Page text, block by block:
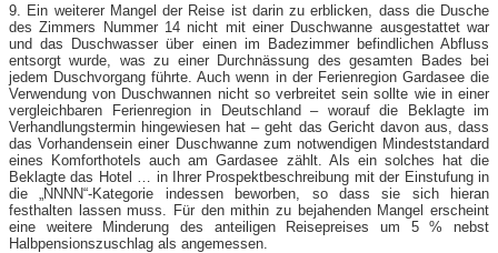
9. Ein weiterer Mangel der Reise ist darin zu erblicken, dass die Dusche
des Zimmers Nummer 14 nicht mit einer Duschwanne ausgestattet war
und das Duschwasser über einen im Badezimmer befindlichen Abfluss
entsorgt wurde, was zu einer Durchnässung des gesamten Bades bei
jedem Duschvorgang führte. Auch wenn in der Ferienregion Gardasee die
Verwendung von Duschwannen nicht so verbreitet sein sollte wie in einer
vergleichbaren Ferienregion in Deutschland – worauf die Beklagte im
Verhandlungstermin hingewiesen hat – geht das Gericht davon aus, dass
das Vorhandensein einer Duschwanne zum notwendigen Mindeststandard
eines Komforthotels auch am Gardasee zählt. Als ein solches hat die
Beklagte das Hotel … in Ihrer Prospektbeschreibung mit der Einstufung in
die „NNNN“-Kategorie indessen beworben, so dass sie sich hieran
festhalten lassen muss. Für den mithin zu bejahenden Mangel erscheint
eine weitere Minderung des anteiligen Reisepreises um 5 % nebst
Halbpensionszuschlag als angemessen.